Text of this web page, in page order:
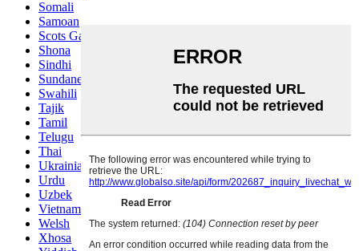
Somali
Samoan
Scots Gaelic
Shona
Sindhi
Sundanese
Swahili
Tajik
Tamil
Telugu
Thai
Ukrainian
Urdu
Uzbek
Vietnamese
Welsh
Xhosa